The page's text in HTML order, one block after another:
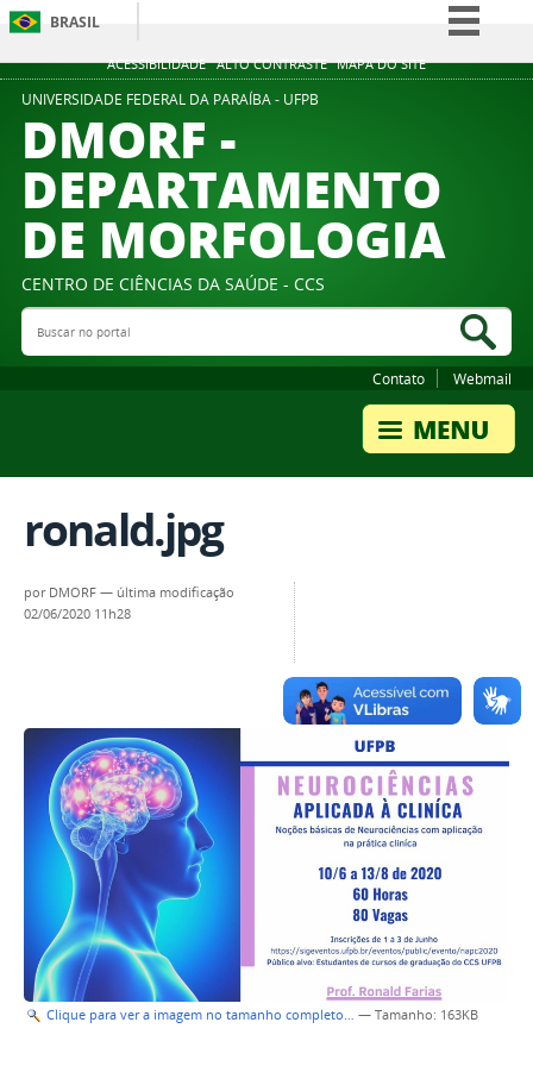
ACESSIBILIDADE ALTO CONTRASTE MAPA DO SITE
BRASIL
Simplifique!
Acesso à informação
Legislação
Canais
UNIVERSIDADE FEDERAL DA PARAÍBA - UFPB
DMORF -
DEPARTAMENTO
DE MORFOLOGIA
CENTRO DE CIÊNCIAS DA SAÚDE - CCS
Buscar no portal
Contato Webmail
ronald.jpg
por DMORF — última modificação
02/06/2020 11h28
Clique para ver a imagem no tamanho completo… — Tamanho: 163KB